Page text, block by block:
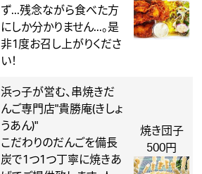
ず...残念ながら食べた方
にしか分かりません...。是
非1度お召し上がりくださ
い！
浜っ子が営む、串焼きだ
んご専門店"貴勝庵(きしょ
うあん)"
こだわりのだんごを備長
炭で1つ1つ丁寧に焼きあ
焼き団子
500円